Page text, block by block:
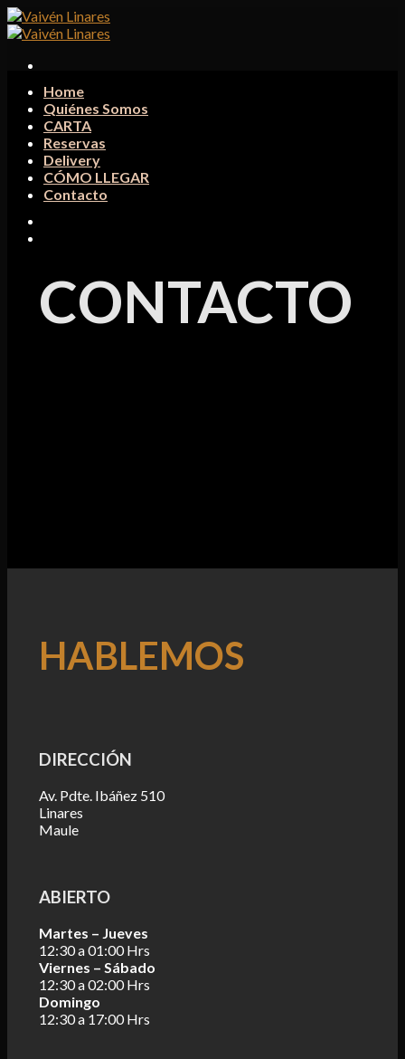
Skip
to
Home
Quiénes Somos
CARTA
Reservas
Delivery
CÓMO LLEGAR
Contacto
CONTACTO
HABLEMOS
DIRECCIÓN
Av. Pdte. Ibáñez 510
Linares
Maule
ABIERTO
Martes – Jueves
12:30 a 01:00 Hrs
Viernes – Sábado
12:30 a 02:00 Hrs
Domingo
12:30 a 17:00 Hrs